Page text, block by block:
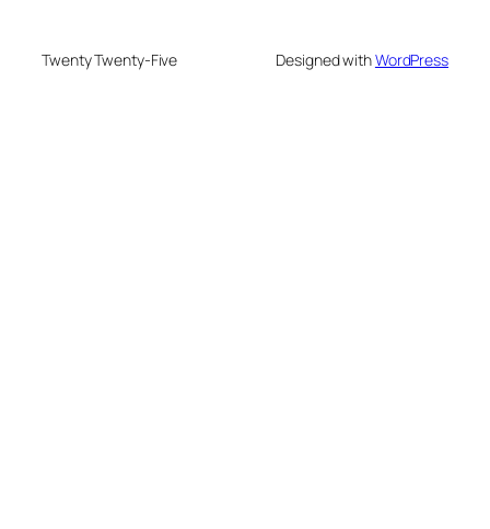
Twenty Twenty-Five Designed withWordPress